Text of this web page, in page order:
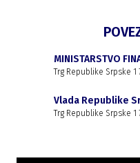
MINISTARSTVO
Trg Republike Srpske
Vlada Republike
Trg Republike Srpske 1